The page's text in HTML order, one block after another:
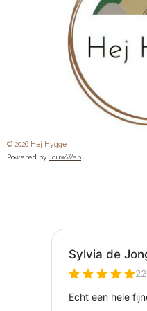
© 2026 Hej Hygge
Powered by JouwWeb